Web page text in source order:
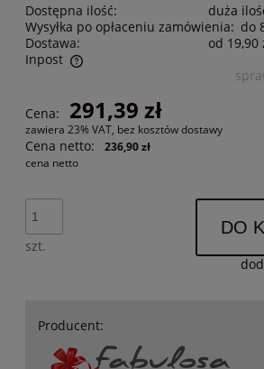
Dostępna ilość:
duża
Wysyłka po opłaceniu zamówienia: do
Dostawa:
od 19,90
Inpost
Cena nie zawiera ewentualnych kosztów
Cena: 291,39 zł
zawiera 23% VAT, bez kosztów dostawy
Cena netto:
236,90 zł
cena netto
szt.
DO
Producent: